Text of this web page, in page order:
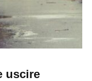
uscire